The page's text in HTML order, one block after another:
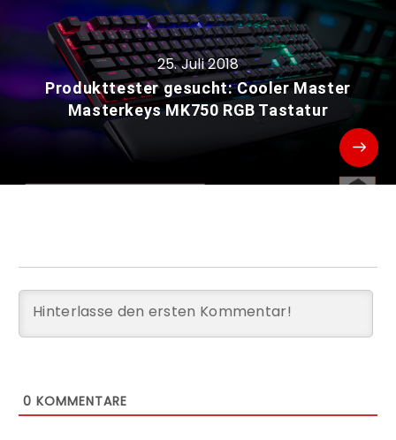
25. Juli 2018
Produkttester gesucht: Cooler Master
Masterkeys MK750 RGB Tastatur
0 KOMMENTARE